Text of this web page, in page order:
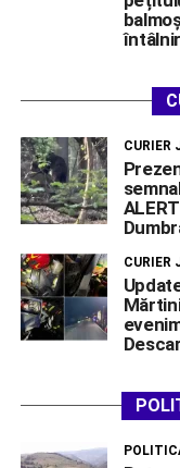
CURIER
CURIER